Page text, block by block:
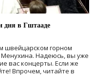
дня в Гштааде
швейцарском горном
Надеюсь, вы уже
вас концерты. Если же
Впрочем, читайте в